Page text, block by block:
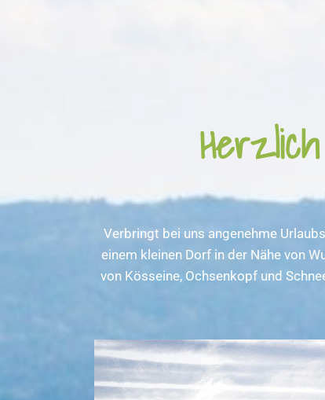
Verbringt bei uns angenehme
einem kleinen Dorf in der Nähe von
von Kösseine, Ochsenkopf und